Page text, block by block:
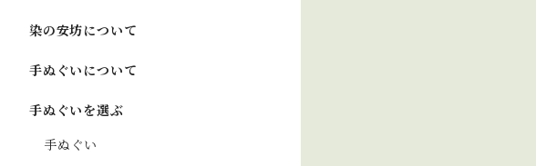
染の安坊について
手ぬぐいについて
手ぬぐいを選ぶ
手ぬぐい